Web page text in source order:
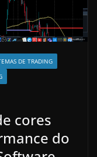
DE TRADING
cores
do